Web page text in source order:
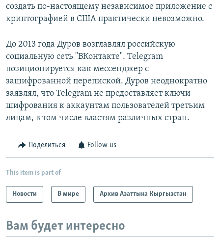
создать по-настоящему независимое приложение с
криптографией в США практически невозможно.
До 2013 года Дуров возглавлял российскую
социальную сеть "ВКонтакте". Telegram
позиционируется как мессенджер с
зашифрованной перепиской. Дуров неоднократно
заявлял, что Telegram не предоставляет ключи
шифрования к аккаунтам пользователей третьим
лицам, в том числе властям различных стран.
Поделиться Follow us
This item is part of
Новости В мире Архив Азаттыка Кыргызстан
Вам будет интересно